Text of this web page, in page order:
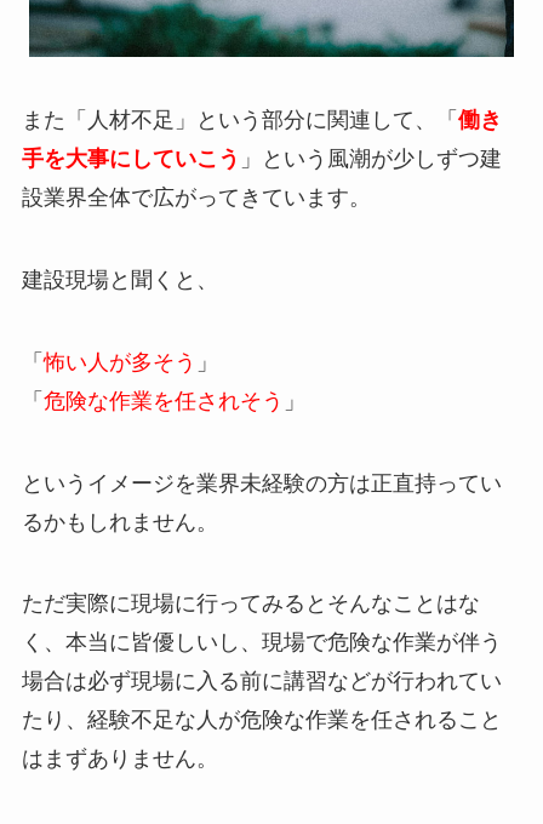
また「人材不足」という部分に関連して、「 働き
手を大事にしていこう 」という風潮が少しずつ建
設業界全体で広がってきています。
建設現場と聞くと、
「怖い人が多そう 」
「 危険な作業を任されそう 」
というイメージを業界未経験の方は正直持ってい
るかもしれません。
ただ実際に現場に行ってみるとそんなことはな
く、本当に皆優しいし、現場で危険な作業が伴う
場合は必ず現場に入る前に講習などが行われてい
たり、経験不足な人が危険な作業を任されること
はまずありません。